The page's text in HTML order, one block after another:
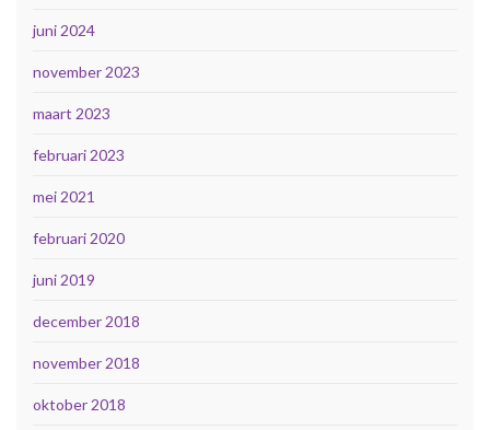
juni 2024
november 2023
maart 2023
februari 2023
mei 2021
februari 2020
juni 2019
december 2018
november 2018
oktober 2018